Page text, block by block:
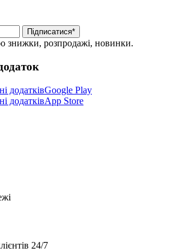
Підписатися*
знижки, розпродажі, новинки.
додатківGoogle Play
додатківApp Store
24/7